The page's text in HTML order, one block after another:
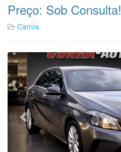
Preço: Sob Consulta!
Carros